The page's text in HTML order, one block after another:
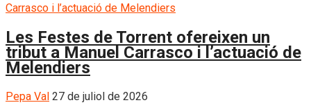
Les Festes de Torrent ofereixen un
tribut a Manuel Carrasco i l’actuació de
Melendiers
Pepa Val 27 de juliol de 2026